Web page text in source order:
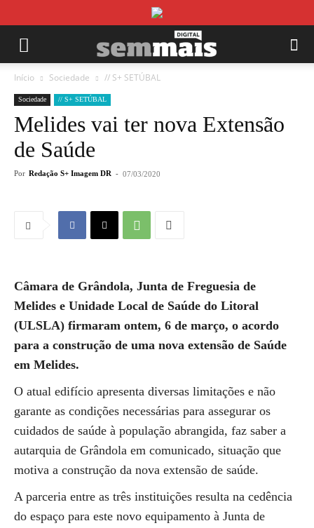
Início Sociedade // S+ SETÚBAL
Sociedade // S+ SETÚBAL
Melides vai ter nova Extensão
de Saúde
Por Redação S+ Imagem DR - 07/03/2020
Câmara de Grândola, Junta de Freguesia de
Melides e Unidade Local de Saúde do Litoral
(ULSLA) firmaram ontem, 6 de março, o acordo
para a construção de uma nova extensão de Saúde
em Melides.
O atual edifício apresenta diversas limitações e não
garante as condições necessárias para assegurar os
cuidados de saúde à população abrangida, faz saber a
autarquia de Grândola em comunicado, situação que
motiva a construção da nova extensão de saúde.
A parceria entre as três instituições resulta na cedência
do espaço para este novo equipamento à Junta de